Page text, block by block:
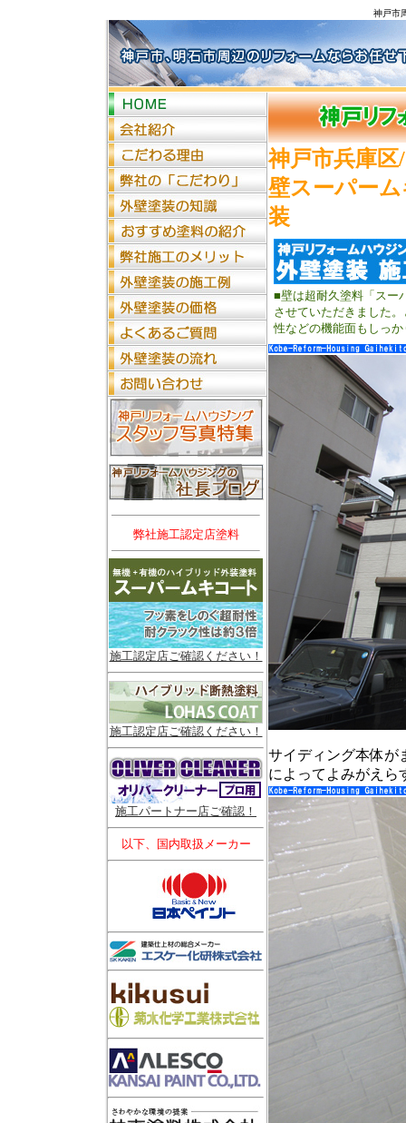
神戸
弊社施工認定店塗料
施工認定店ご確認ください！
施工認定店ご確認ください！
施工パートナー店ご確認！
以下、国内取扱メーカー
神戸市兵庫区
壁スーパー
装
■壁は超耐久塗料「スー
させていただきました
性などの機能面もしっ
サイディング本体が
によってよみがえら